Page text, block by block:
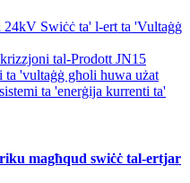
tal-Prodott JN15
ta 'vultaġġ għoli huwa użat
ta 'enerġija kurrenti ta'
magħqud swiċċ tal-ertjar